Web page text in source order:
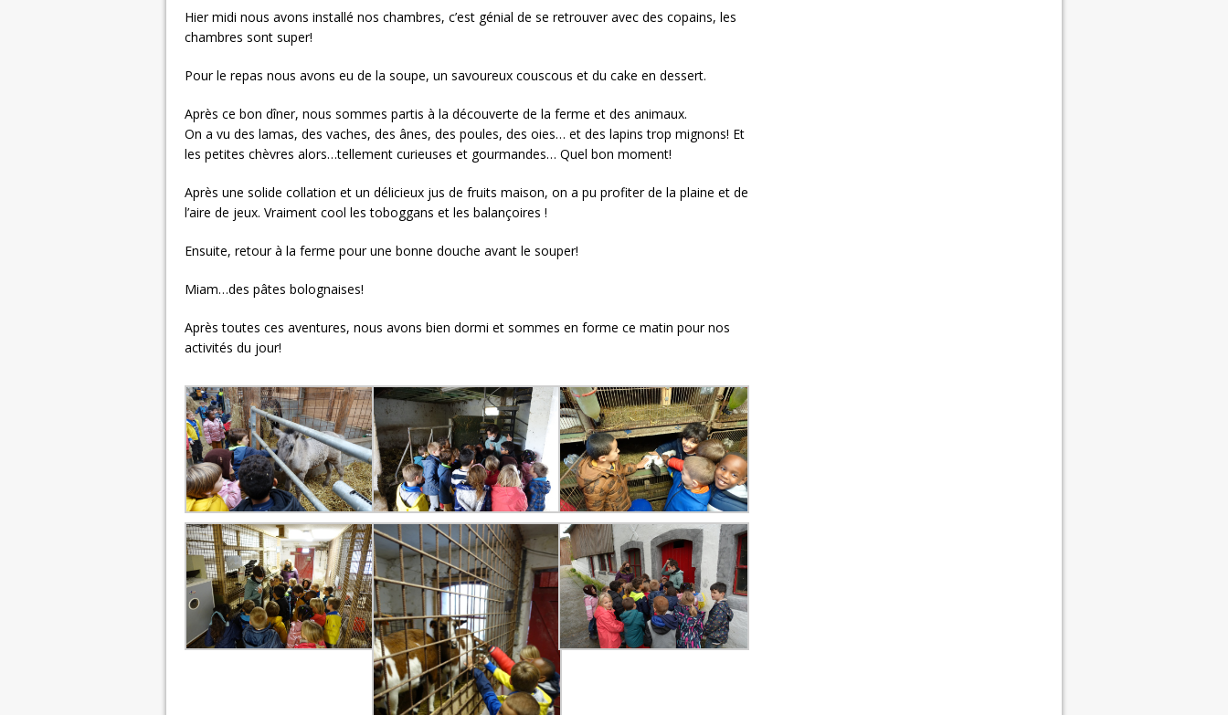
Hier midi nous avons installé nos chambres, c’est génial de se retrouver avec des copains, les
chambres sont super!
Pour le repas nous avons eu de la soupe, un savoureux couscous et du cake en dessert.
Après ce bon dîner, nous sommes partis à la découverte de la ferme et des animaux.
On a vu des lamas, des vaches, des ânes, des poules, des oies… et des lapins trop mignons! Et
les petites chèvres alors…tellement curieuses et gourmandes… Quel bon moment!
Après une solide collation et un délicieux jus de fruits maison, on a pu profiter de la plaine et de
l’aire de jeux. Vraiment cool les toboggans et les balançoires !
Ensuite, retour à la ferme pour une bonne douche avant le souper!
Miam…des pâtes bolognaises!
Après toutes ces aventures, nous avons bien dormi et sommes en forme ce matin pour nos
activités du jour!